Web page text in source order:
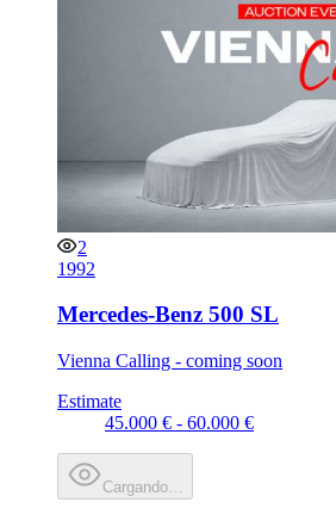
2
1992
Mercedes-Benz 500 SL
Vienna Calling - coming soon
Estimate
45.000 € - 60.000 €
Cargando…